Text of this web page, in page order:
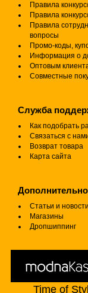
Правила
Правила
Правила
вопросы
Промо-коды,
Информация о
Оптовым
Совместные
Служба
Как подобрать
Связаться с
Возврат товара
Карта сайта
Дополнительно
Статьи и новости
Магазины
Дропшиппинг
Time of